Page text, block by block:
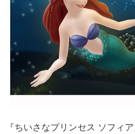
『ちいさなプリンセス ソフィ